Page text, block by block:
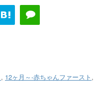
, 12ヶ月～-赤ちゃんファースト ,